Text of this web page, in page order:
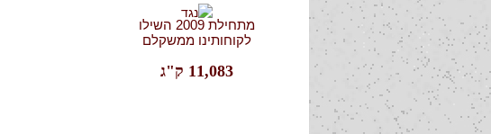
מתחילת 2009 השילו
לקוחותינו ממשקלם
11,083 ק"ג